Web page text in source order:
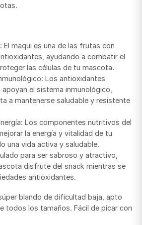
El maqui es una de las frutas con
ayudando a combatir el
las células de tu mascota.
Los antioxidantes
el sistema inmunológico,
a mantenerse saludable y resistente
Los componentes nutritivos del
la energía y vitalidad de tu
una vida activa y saludable.
para ser sabroso y atractivo,
disfrute del snack mientras se
antioxidantes.
blando de dificultad baja, apto
todos los tamaños. Fácil de picar con